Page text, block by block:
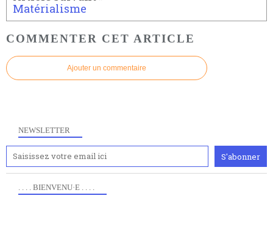
Matérialisme
COMMENTER CET ARTICLE
Ajouter un commentaire
NEWSLETTER
. . . . BIENVENU·E . . . .